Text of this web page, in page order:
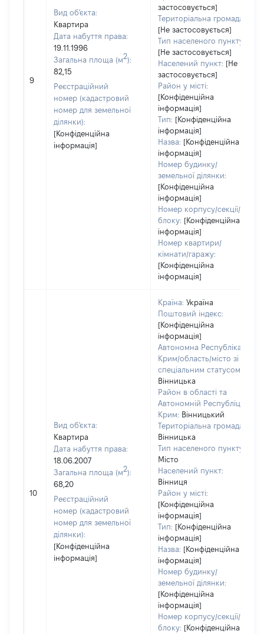
9
Вид об'єкта:
Квартира
Дата набуття права:
19.11.1996
Загальна площа (м2):
82,15
Реєстраційний
номер (кадастровий
номер для земельної
ділянки):
[Конфіденційна
інформація]
застосовується]
Територіальна громада:
[Не застосовується]
Тип населеного пункту:
[Не застосовується]
Населений пункт: [Не
застосовується]
Район у місті:
[Конфіденційна
інформація]
Тип: [Конфіденційна
інформація]
Назва: [Конфіденційна
інформація]
Номер будинку/
земельної ділянки:
[Конфіденційна
інформація]
Номер корпусу/секції/
блоку: [Конфіденційна
інформація]
Номер квартири/
кімнати/гаражу:
[Конфіденційна
інформація]
10
Вид об'єкта:
Квартира
Дата набуття права:
18.06.2007
Загальна площа (м2):
68,20
Реєстраційний
номер (кадастровий
номер для земельної
ділянки):
[Конфіденційна
інформація]
Країна: Україна
Поштовий індекс:
[Конфіденційна
інформація]
Автономна Республіка
Крим/область/місто зі
спеціальним статусом:
Вінницька
Район в області та
Автономній Республіці
Крим: Вінницький
Територіальна громада:
Вінницька
Тип населеного пункту:
Місто
Населений пункт:
Вінниця
Район у місті:
[Конфіденційна
інформація]
Тип: [Конфіденційна
інформація]
Назва: [Конфіденційна
інформація]
Номер будинку/
земельної ділянки:
[Конфіденційна
інформація]
Номер корпусу/секції/
блоку: [Конфіденційна